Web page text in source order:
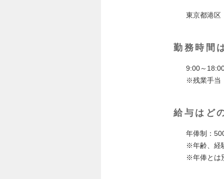
東京都港区
勤務時間
9:00～
※残業手当
給与はど
年俸制：
※年齢、経
※年俸とは